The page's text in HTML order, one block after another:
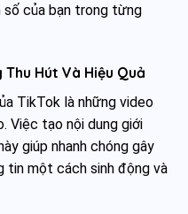
số của bạn trong từng
Hút Và Hiệu Quả
TikTok là những video
Việc tạo nội dung giới
giúp nhanh chóng gây
tin một cách sinh động và